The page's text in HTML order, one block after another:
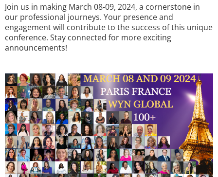
Join us in making March 08-09, 2024, a cornerstone in
our professional journeys. Your presence and
engagement will contribute to the success of this unique
conference. Stay connected for more exciting
announcements!